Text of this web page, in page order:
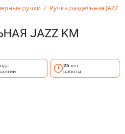
ручки Ручка раздельная JAZZ
JAZZ KM
25 лет
работы